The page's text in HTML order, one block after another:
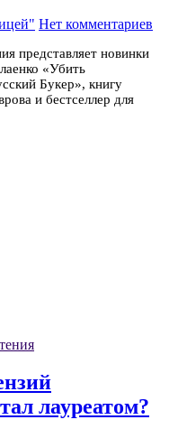
Нет комментариев
представляет новинки
«Убить
Букер», книгу
и бестселлер для
лауреатом?